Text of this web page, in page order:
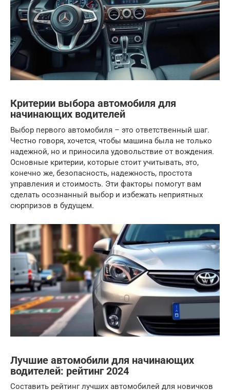
Критерии выбора автомобиля для
начинающих водителей
Выбор первого автомобиля – это ответственный шаг.
Честно говоря, хочется, чтобы машина была не только
надежной, но и приносила удовольствие от вождения.
Основные критерии, которые стоит учитывать, это,
конечно же, безопасность, надежность, простота
управления и стоимость. Эти факторы помогут вам
сделать осознанный выбор и избежать неприятных
сюрпризов в будущем.
Лучшие автомобили для начинающих
водителей: рейтинг 2024
Составить рейтинг лучших автомобилей для новичков